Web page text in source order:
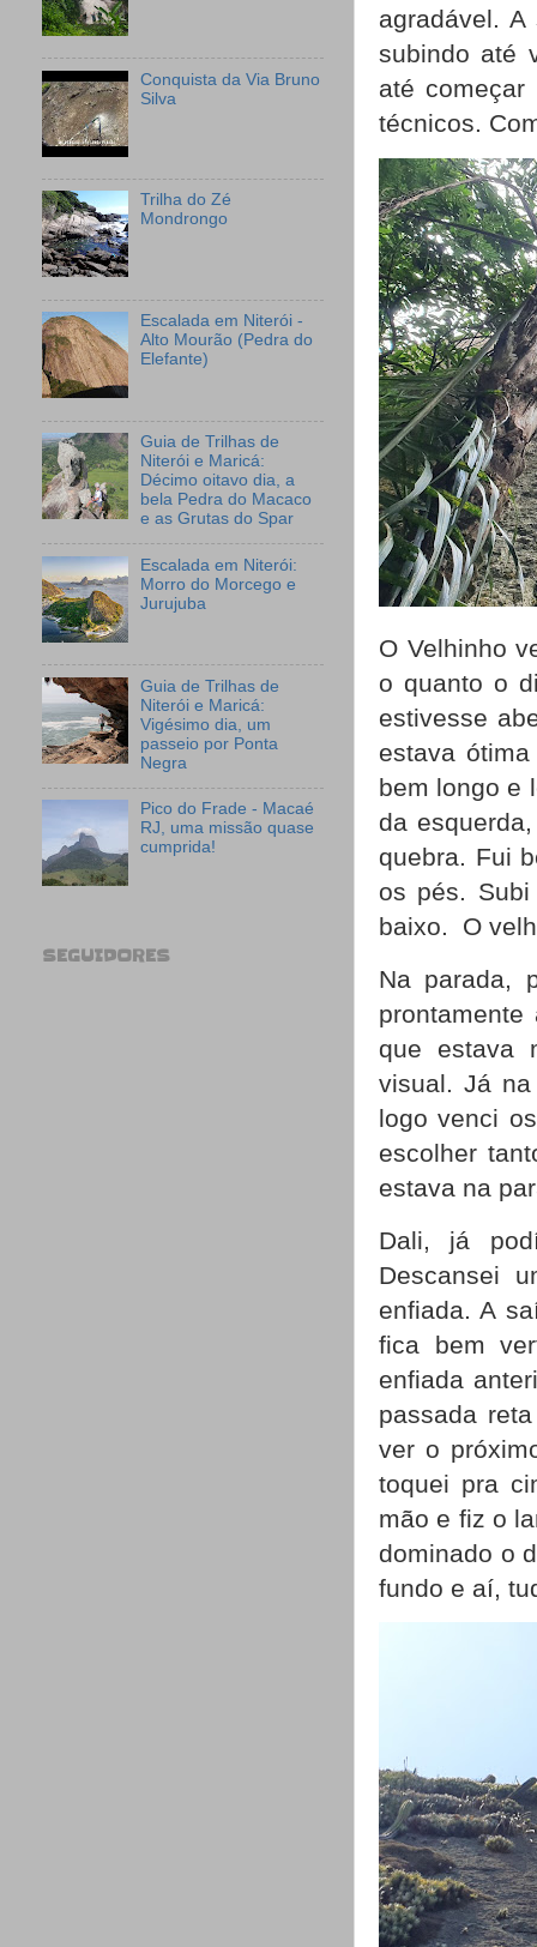
agradável.
subindo até
até
técnicos.
O Velhinho
o quanto o
estivesse
estava
bem longo e
da
quebra. Fui
os pés.
baixo. O
Na parada,
que estava
visual. Já
logo venci
escolher
estava na
Dali, já
Descansei
enfiada. A
fica bem
enfiada
passada
ver o
toquei pra
mão e fiz o
dominado o
fundo e aí,
Conquista da Via Bruno
Silva
Trilha do Zé
Mondrongo
Escalada em Niterói -
Alto Mourão (Pedra do
Elefante)
Guia de Trilhas de
Niterói e Maricá:
Décimo oitavo dia, a
bela Pedra do Macaco
e as Grutas do Spar
Escalada em Niterói:
Morro do Morcego e
Jurujuba
Guia de Trilhas de
Niterói e Maricá:
Vigésimo dia, um
passeio por Ponta
Negra
Pico do Frade - Macaé
RJ, uma missão quase
cumprida!
SEGUIDORES